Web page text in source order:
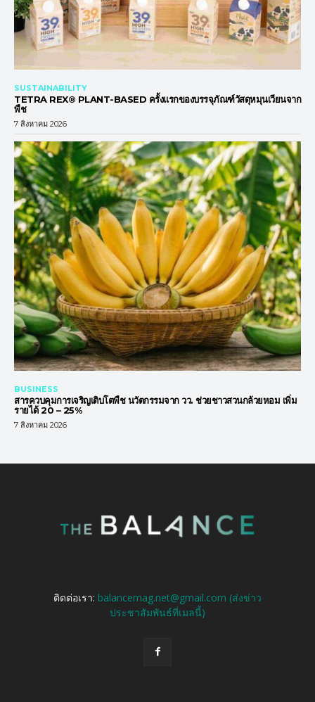
SUSTAINABILITY
TETRA REX® PLANT-BASED ครั้งแรกของบรรจุภัณฑ์วัสดุหมุนเวียนจาก
พืช
7 สิงหาคม 2026
BUSINESS
สารควบคุมการเจริญเติบโตพืช นวัตกรรมจาก วว. ช่วยชาวสวนกล้วยหอม เพิ่ม
รายได้ 20 – 25%
7 สิงหาคม 2026
ติดต่อเรา: balancemag.net@gmail.com (ส่งข่าว
ประชาสัมพันธ์ที่เมลนี้)